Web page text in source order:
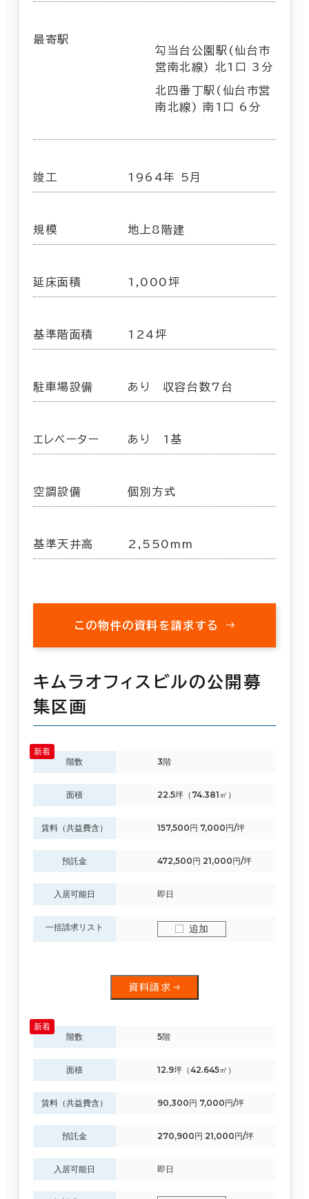
最寄駅
勾当台公園駅(仙台市
営南北線) 北1口 3分
北四番丁駅(仙台市営
南北線) 南1口 6分
竣工 1964年 5月
規模 地上8階建
延床面積 1,000坪
基準階面積 124坪
駐車場設備 あり 収容台数7台
エレベーター あり 1基
空調設備 個別方式
基準天井高 2,550mm
この物件の資料を請求する
キムラオフィスビルの公開募
集区画
階数 3階
面積 22.5坪（74.381㎡）
賃料（共益費含） 157,500円 7,000円/坪
預託金 472,500円 21,000円/坪
入居可能日 即日
一括請求リスト 追加
資料請求
階数 5階
面積 12.9坪（42.645㎡）
賃料（共益費含） 90,300円 7,000円/坪
預託金 270,900円 21,000円/坪
入居可能日 即日